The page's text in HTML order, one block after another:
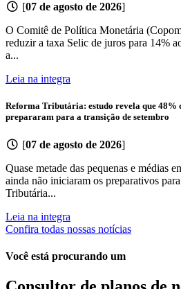
[07 de agosto de 2026]
O Comitê de Política Monetária
reduzir a taxa Selic de juros para 14%
a...
Leia na integra
Reforma Tributária: estudo revela que 48%
prepararam para a transição de setembro
[07 de agosto de 2026]
Quase metade das pequenas e médias
ainda não iniciaram os preparativos
Tributária...
Leia na integra
Confira todas nossas notícias
Você está procurando um